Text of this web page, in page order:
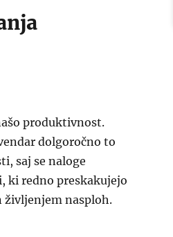
produktivnost.
dolgoročno to
saj se naloge
ki redno preskakujejo
življenjem nasploh.